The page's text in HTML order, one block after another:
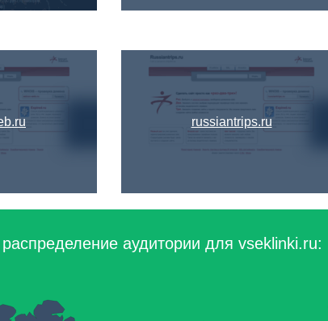
russiantrips.ru
аудитории для vseklinki.ru: